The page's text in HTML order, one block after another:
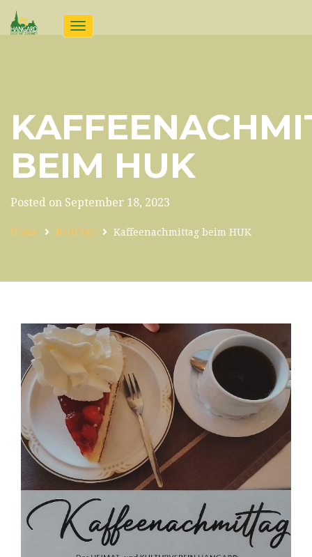
Toggle
navigation
BEIM HUK
Posted on September 18, 2023
Home Beiträge Kaffeenachmittag beim HUK